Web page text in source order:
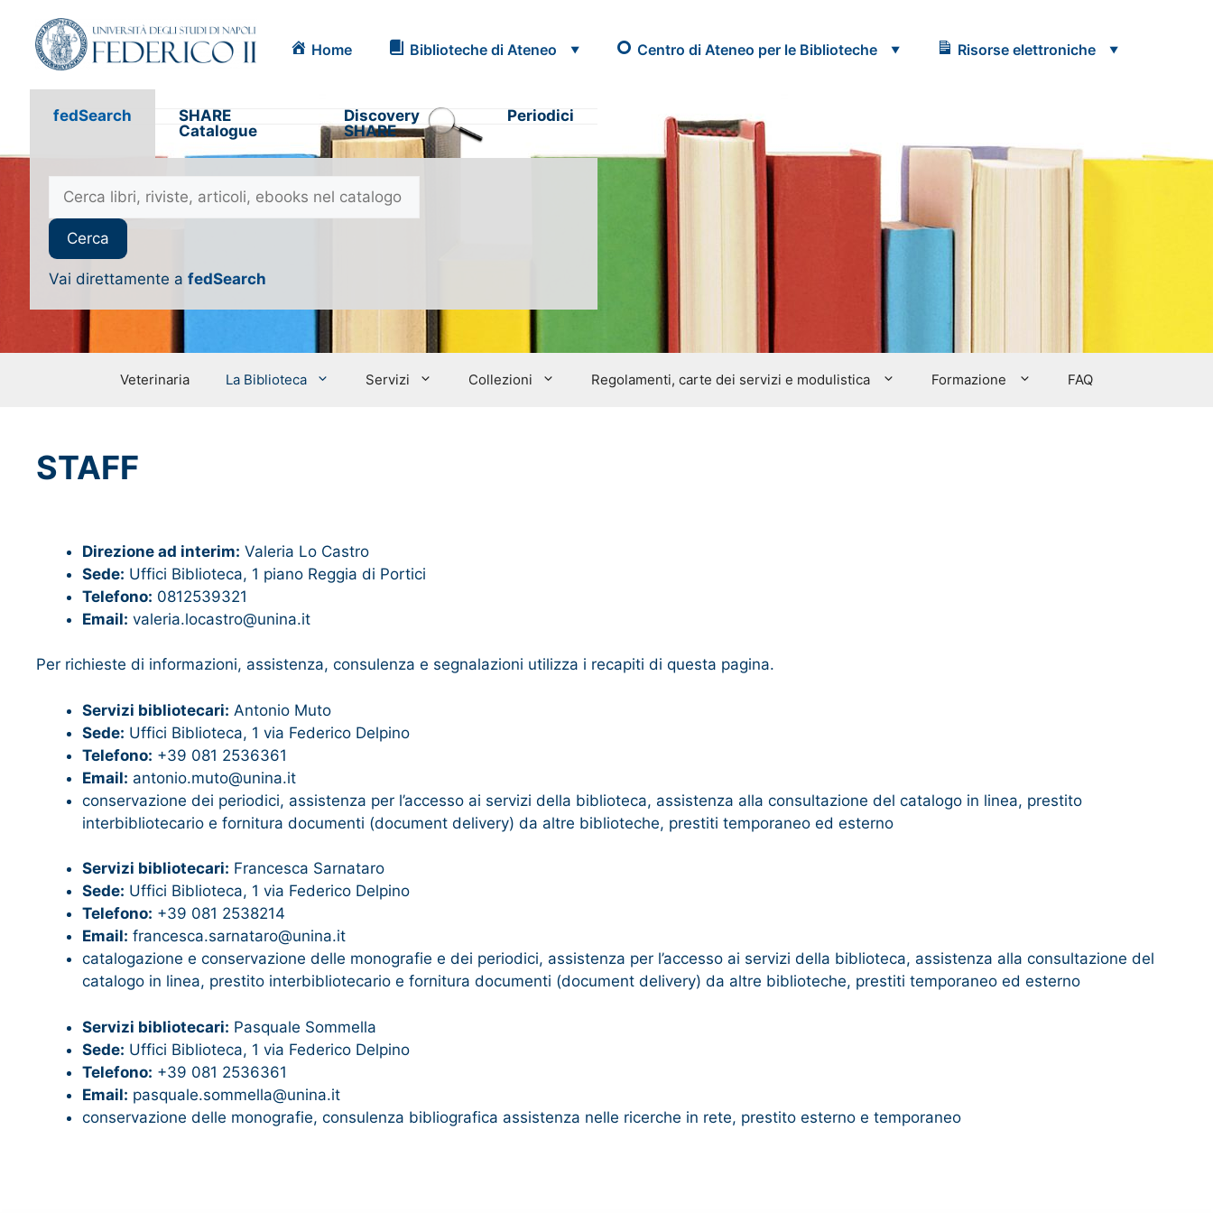
Home Biblioteche di Ateneo Centro di Ateneo per le Biblioteche Risorse elettroniche
fedSearch
SHARE
Catalogue
Discovery
SHARE
Periodici
Vai direttamente a fedSearch
Veterinaria La Biblioteca Servizi Collezioni Regolamenti, carte dei servizi e modulistica Formazione FAQ
STAFF
Direzione ad interim: Valeria Lo Castro
Sede: Uffici Biblioteca, 1 piano Reggia di Portici
Telefono: 0812539321
Email: valeria.locastro@unina.it
Per richieste di informazioni, assistenza, consulenza e segnalazioni utilizza i recapiti di questa pagina.
Servizi bibliotecari: Antonio Muto
Sede: Uffici Biblioteca, 1 via Federico Delpino
Telefono: +39 081 2536361
Email: antonio.muto@unina.it
conservazione dei periodici, assistenza per l’accesso ai servizi della biblioteca, assistenza alla consultazione del catalogo in linea, prestito
interbibliotecario e fornitura documenti (document delivery) da altre biblioteche, prestiti temporaneo ed esterno
Servizi bibliotecari: Francesca Sarnataro
Sede: Uffici Biblioteca, 1 via Federico Delpino
Telefono: +39 081 2538214
Email: francesca.sarnataro@unina.it
catalogazione e conservazione delle monografie e dei periodici, assistenza per l’accesso ai servizi della biblioteca, assistenza alla consultazione del
catalogo in linea, prestito interbibliotecario e fornitura documenti (document delivery) da altre biblioteche, prestiti temporaneo ed esterno
Servizi bibliotecari: Pasquale Sommella
Sede: Uffici Biblioteca, 1 via Federico Delpino
Telefono: +39 081 2536361
Email: pasquale.sommella@unina.it
conservazione delle monografie, consulenza bibliografica assistenza nelle ricerche in rete, prestito esterno e temporaneo